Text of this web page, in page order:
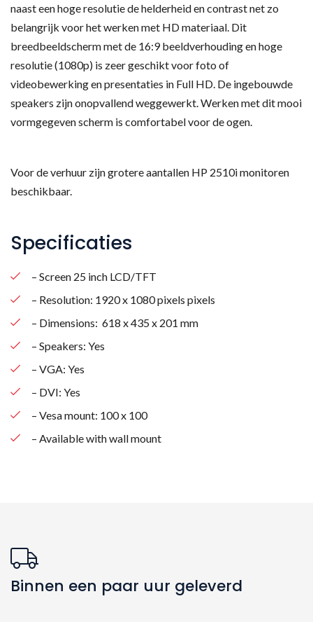
naast een hoge resolutie de helderheid en contrast net zo
belangrijk voor het werken met HD materiaal. Dit
breedbeeldscherm met de 16:9 beeldverhouding en hoge
resolutie (1080p) is zeer geschikt voor foto of
videobewerking en presentaties in Full HD. De ingebouwde
speakers zijn onopvallend weggewerkt. Werken met dit mooi
vormgegeven scherm is comfortabel voor de ogen.
Voor de verhuur zijn grotere aantallen HP 2510i monitoren
beschikbaar.
Specificaties
– Screen 25 inch LCD/TFT
– Resolution: 1920 x 1080 pixels pixels
– Dimensions: 618 x 435 x 201 mm
– Speakers: Yes
– VGA: Yes
– DVI: Yes
– Vesa mount: 100 x 100
– Available with wall mount
Binnen een paar uur geleverd